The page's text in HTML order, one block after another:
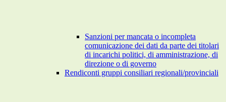
Sanzioni per mancata o incompleta
comunicazione dei dati da parte dei titolari
di incarichi politici, di amministrazione, di
direzione o di governo
Rendiconti gruppi consiliari regionali/provinciali